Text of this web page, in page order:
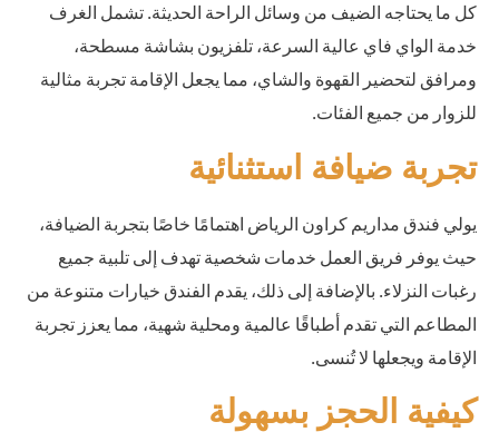
كل ما يحتاجه الضيف من وسائل الراحة الحديثة. تشمل الغرف
خدمة الواي فاي عالية السرعة، تلفزيون بشاشة مسطحة،
ومرافق لتحضير القهوة والشاي، مما يجعل الإقامة تجربة مثالية
للزوار من جميع الفئات.
تجربة ضيافة استثنائية
يولي فندق مداريم كراون الرياض اهتمامًا خاصًا بتجربة الضيافة،
حيث يوفر فريق العمل خدمات شخصية تهدف إلى تلبية جميع
رغبات النزلاء. بالإضافة إلى ذلك، يقدم الفندق خيارات متنوعة من
المطاعم التي تقدم أطباقًا عالمية ومحلية شهية، مما يعزز تجربة
الإقامة ويجعلها لا تُنسى.
كيفية الحجز بسهولة